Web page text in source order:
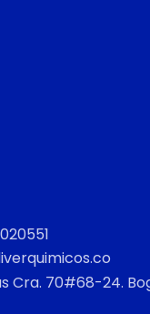
Cra. 70#68-24.